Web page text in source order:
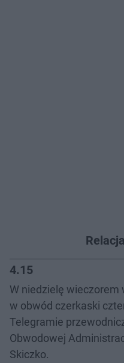
4.15
W niedzielę wieczorem
w obwód czerkaski
Telegramie
Obwodowej
Skiczko.